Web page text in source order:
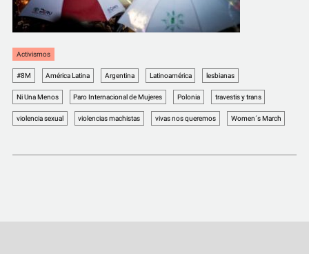
Activismos
#8M América Latina Argentina Latinoamérica lesbianas
Ni Una Menos Paro Internacional de Mujeres Polonia travestis y trans
violencia sexual violencias machistas vivas nos queremos Women´s March